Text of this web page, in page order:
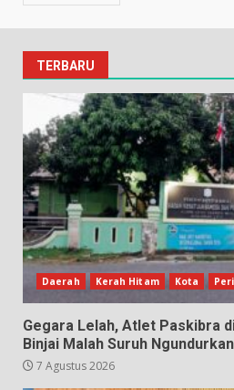
TERBARU
Daerah Kerah Hitam Kota
Gegara Lelah, Atlet Paskibra
Binjai Malah Suruh
7 Agustus 2026